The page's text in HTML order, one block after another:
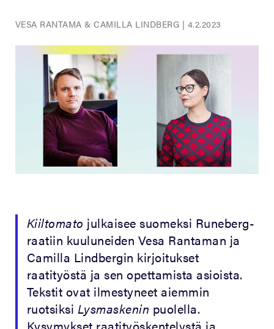
VESA RANTAMA & CAMILLA LINDBERG | 4.2.2023
Kiiltomato julkaisee suomeksi Runeberg-
raatiin kuuluneiden Vesa Rantaman ja
Camilla Lindbergin kirjoitukset
raatityöstä ja sen opettamista asioista.
Tekstit ovat ilmestyneet aiemmin
ruotsiksi Lysmaskenin puolella.
Kysymykset raatityöskentelystä ja